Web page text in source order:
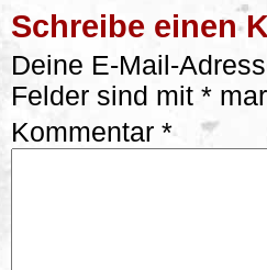
Schreibe einen
Deine E-Mail-
Felder sind mit *
Kommentar *